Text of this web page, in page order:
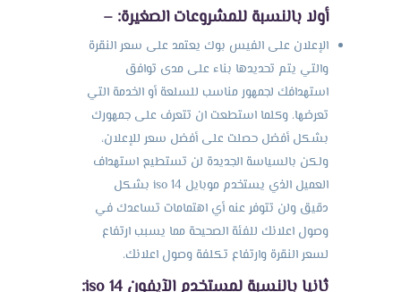
أولا بالنسبة للمشروعات الصغيرة: –
الإعلان على الفيس بوك يعتمد على سعر النقرة
والتي يتم تحديدها بناء على مدى توافق
استهدافك لجمهور مناسب للسلعة أو الخدمة التي
تعرضها. وكلما استطعت ان تتعرف على جمهورك
بشكل أفضل حصلت على أفضل سعر للإعلان،
ولكن بالسياسة الجديدة لن تستطيع استهداف
العميل الذي يستخدم موبايل iso 14 بشكل
دقيق ولن تتوفر عنه أي اهتمامات تساعدك في
وصول اعلانك للفئة الصحيحة مما يسبب ارتفاع
لسعر النقرة وارتفاع تكلفة وصول اعلانك.